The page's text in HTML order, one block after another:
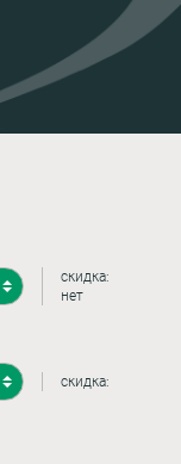
скидка:
нет
скидка: